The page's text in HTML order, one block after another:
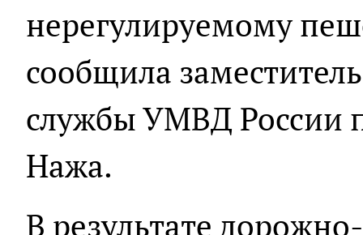
нерегулируемому
сообщила
службы УМВД России
Нажа.
В результате